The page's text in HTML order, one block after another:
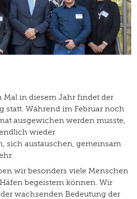
Mal in diesem Jahr findet der
statt. Während im Februar noch
ausgewichen werden musste,
wieder
sich austauschen, gemeinsam
wir besonders viele Menschen
begeistern können. Wir
wachsenden Bedeutung der